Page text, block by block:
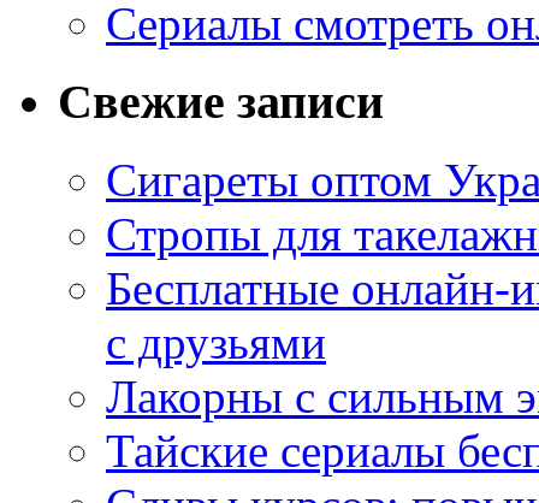
Сериалы смотреть
Свежие записи
Сигареты оптом
Стропы для
Бесплатные
с друзьями
Лакорны с сильным
Тайские сериалы